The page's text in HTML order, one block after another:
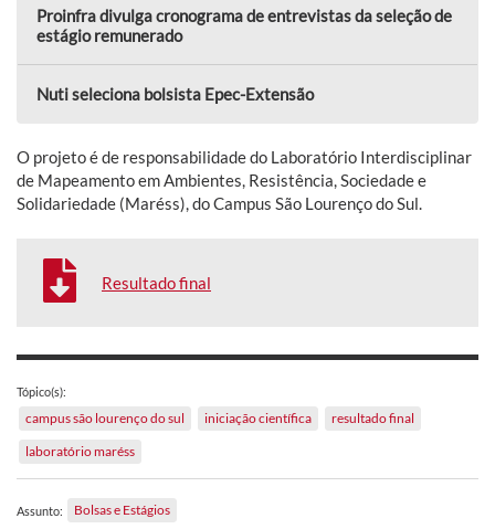
Proinfra divulga cronograma de entrevistas da seleção de
estágio remunerado
Nuti seleciona bolsista Epec-Extensão
O projeto é de responsabilidade do Laboratório Interdisciplinar
de Mapeamento em Ambientes, Resistência, Sociedade e
Solidariedade (Maréss), do Campus São Lourenço do Sul.
Resultado final
Tópico(s):
campus são lourenço do sul iniciação científica
resultado final
laboratório maréss
Assunto: Bolsas e Estágios